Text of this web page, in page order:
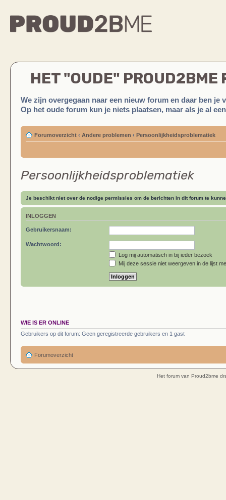
HET "OUDE" PROUD2BME
We zijn overgegaan naar een nieuw forum en daar ben je
Op het oude forum kun je niets plaatsen, maar als je al
Forumoverzicht ‹ Andere problemen ‹ Persoonlijkheidsproblematiek
Persoonlijkheidsproblematiek
Je beschikt niet over de nodige permissies om de berichten in dit forum te
INLOGGEN
Gebruikersnaam:
Wachtwoord:
Log mij automatisch in bij ieder bezoek
Mij deze sessie niet weergeven in de lijst
WIE IS ER ONLINE
Gebruikers op dit forum: Geen geregistreerde gebruikers en 1 gast
Forumoverzicht
Het forum van Proud2bme